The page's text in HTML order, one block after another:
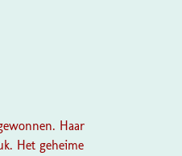
Haar
Het geheime